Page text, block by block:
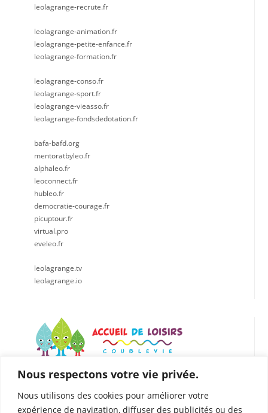
Nous respectons votre vie privée.
Nous utilisons des cookies pour améliorer votre
expérience de navigation, diffuser des publicités ou des
leolagrange-recrute.fr
leolagrange-animation.fr
leolagrange-petite-enfance.fr
leolagrange-formation.fr
leolagrange-conso.fr
leolagrange-sport.fr
leolagrange-vieasso.fr
leolagrange-fondsdedotation.fr
bafa-bafd.org
mentoratbyleo.fr
alphaleo.fr
leoconnect.fr
hubleo.fr
democratie-courage.fr
picuptour.fr
virtual.pro
eveleo.fr
leolagrange.tv
leolagrange.io
LÉO LAGRANGE CENTRE EST
112 Rue du Presbytère, 38500 Coublevie